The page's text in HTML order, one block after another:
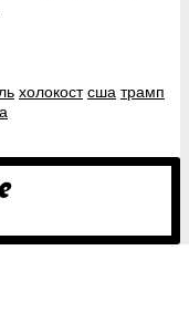
холокост сша трамп